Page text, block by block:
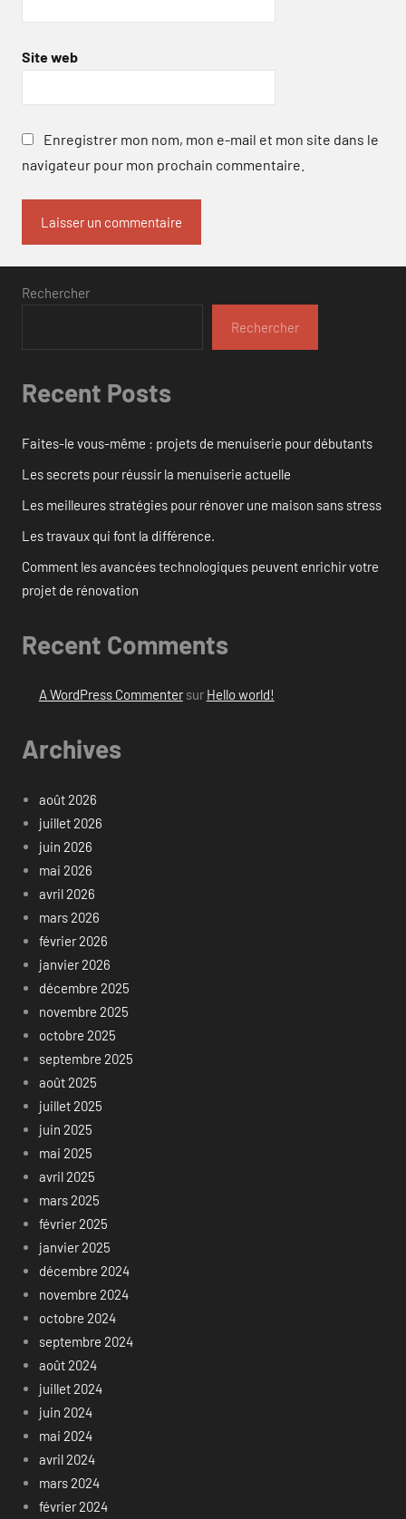
Site web
Enregistrer mon nom, mon e-mail et mon site dans le
navigateur pour mon prochain commentaire.
Rechercher
Rechercher
Recent Posts
Faites-le vous-même : projets de menuiserie pour débutants
Les secrets pour réussir la menuiserie actuelle
Les meilleures stratégies pour rénover une maison sans stress
Les travaux qui font la différence.
Comment les avancées technologiques peuvent enrichir votre
projet de rénovation
Recent Comments
A WordPress Commentersur Hello world!
Archives
août 2026
juillet 2026
juin 2026
mai 2026
avril 2026
mars 2026
février 2026
janvier 2026
décembre 2025
novembre 2025
octobre 2025
septembre 2025
août 2025
juillet 2025
juin 2025
mai 2025
avril 2025
mars 2025
février 2025
janvier 2025
décembre 2024
novembre 2024
octobre 2024
septembre 2024
août 2024
juillet 2024
juin 2024
mai 2024
avril 2024
mars 2024
février 2024